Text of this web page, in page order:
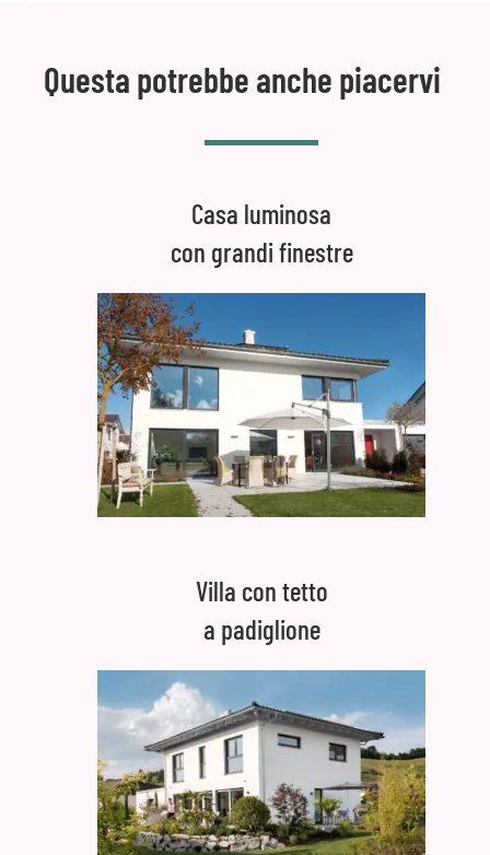
Questa potrebbe anche piacervi
Casa luminosa
con grandi finestre
Villa con tetto
a padiglione